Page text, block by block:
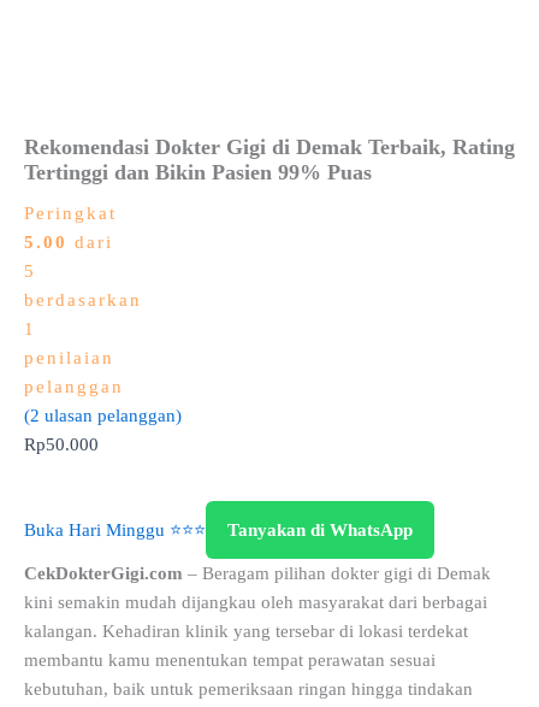
Rekomendasi Dokter Gigi di Demak Terbaik, Rating
Tertinggi dan Bikin Pasien 99% Puas
Peringkat
5.00 dari
5
berdasarkan
1
penilaian
pelanggan
(2 ulasan pelanggan)
Rp50.000
Buka Hari Minggu ⭐⭐⭐ Tanyakan di WhatsApp
CekDokterGigi.com – Beragam pilihan dokter gigi di Demak
kini semakin mudah dijangkau oleh masyarakat dari berbagai
kalangan. Kehadiran klinik yang tersebar di lokasi terdekat
membantu kamu menentukan tempat perawatan sesuai
kebutuhan, baik untuk pemeriksaan ringan hingga tindakan